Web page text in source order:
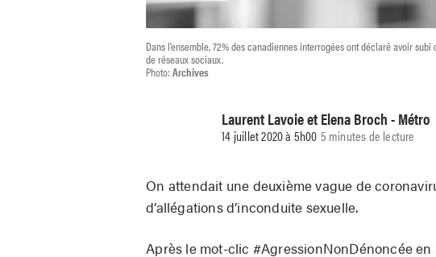
Dans l’ensemble, 72% des canadiennes interrogées ont déclaré avoir
de réseaux sociaux.
Photo:Archives
Laurent Lavoie et Elena Broch - Métro
14 juillet 2020 à 5h00 5 minutes de lecture
On attendait une deuxième vague de
d’allégations d’inconduite sexuelle.
Après le mot-clic #AgressionNonDénoncée